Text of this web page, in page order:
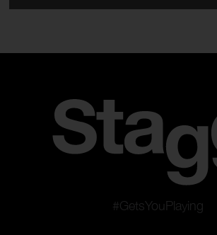
Saiten
Stimmgeräte und Metronome
Fussbank
Hocker
Instrumenten-Kabel#GetsYouPlaying